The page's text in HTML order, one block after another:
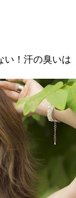
い！汗の臭いは